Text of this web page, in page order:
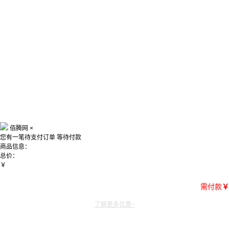
佰腾网 ×
您有一笔待支付订单 等待付款
商品信息：
总价：
￥
需付款￥
了解更多优惠~